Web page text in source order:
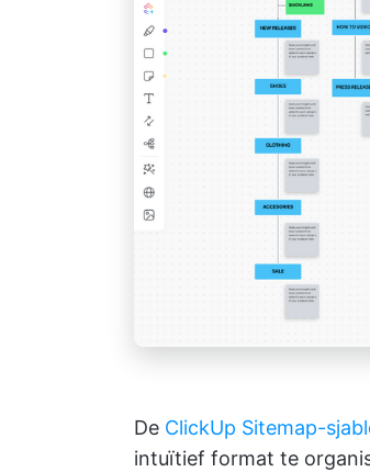
De ClickUp Sitemap-
intuïtief format te